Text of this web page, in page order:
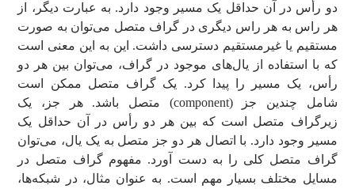
دو رأس در آن حداقل یک مسیر وجود دارد. به عبارت دیگر، از
هر راس به هر راس دیگری در گراف متصل می‌توان به صورت
مستقیم یا غیرمستقیم دسترسی داشت. این به این معنی است
که با استفاده از یال‌های موجود در گراف، می‌توان بین هر دو
رأس، یک مسیر را پیدا کرد. یک گراف متصل ممکن است
شامل چندین جز (component) متصل باشد. هر جز، یک
زیرگراف متصل است که بین هر دو رأس در آن حداقل یک
مسیر وجود دارد. با اتصال هر دو جز متصل به یک یال، می‌توان
گراف متصل کلی را به دست آورد. مفهوم گراف متصل در
مسایل مختلف بسیار مهم است. به عنوان مثال، در شبکه‌ها،